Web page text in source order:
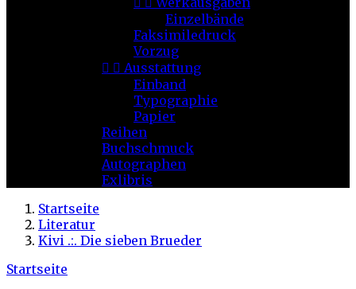
Einzelbände
Faksimiledruck
Vorzug
  Ausstattung
Einband
Typographie
Papier
Reihen
Buchschmuck
Autographen
Exlibris
Startseite
Literatur
Kivi .:. Die sieben Brueder
Startseite